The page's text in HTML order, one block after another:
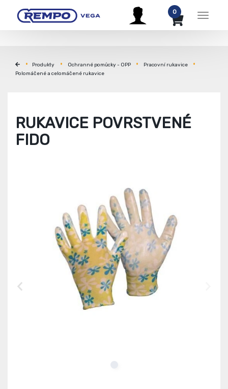
Menu
0
Produkty Ochranné pomůcky - OPP
Pracovní rukavice
Polomáčené a celomáčené rukavice
RUKAVICE POVRSTVENÉ
FIDO